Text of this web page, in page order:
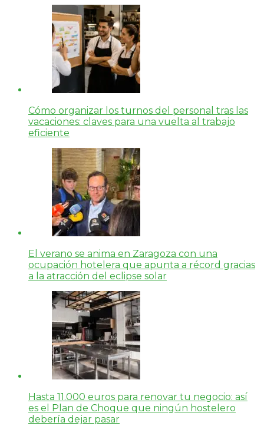
Cómo organizar los turnos del personal tras las
vacaciones: claves para una vuelta al trabajo
eficiente
El verano se anima en Zaragoza con una
ocupación hotelera que apunta a récord gracias
a la atracción del eclipse solar
Hasta 11.000 euros para renovar tu negocio: así
es el Plan de Choque que ningún hostelero
debería dejar pasar